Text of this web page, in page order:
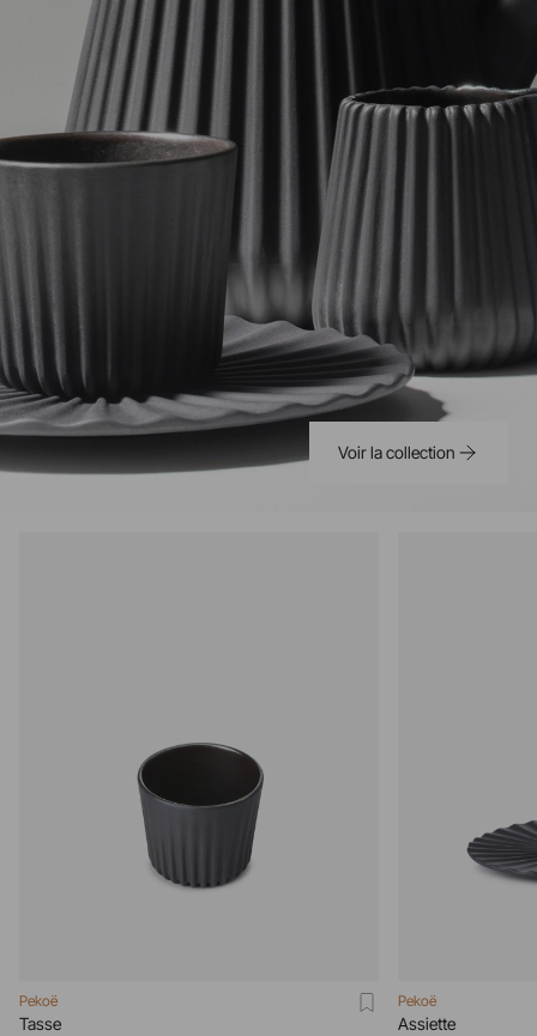
Voir la collection
Pekoë
Tasse
Pekoë
Assiette